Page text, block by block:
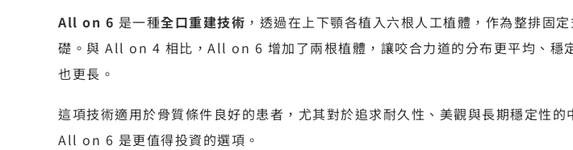
All on 6 是一種全口重建技術 ，透過在上下顎各植入六根人工植體，作為整排固
礎。與 All on 4 相比，All on 6 增加了兩根植體，讓咬合力道的分布更平均、穩
也更長。
這項技術適用於骨質條件良好的患者，尤其對於追求耐久性、美觀與長期穩定性的
All on 6 是更值得投資的選項。